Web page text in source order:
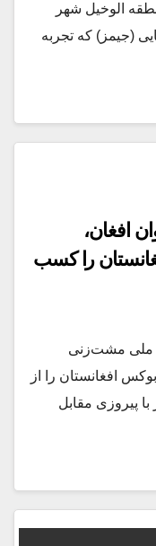
الوخیل شهر
(جیمز) که تجربه
افغان،
را کسب
ملی مشت‌زنی
افغانستان را از
پیروزی مقابل